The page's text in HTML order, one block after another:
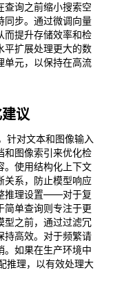
查询之前缩小搜索空
同步。通过微调向量
而提升存储效率和检
平扩展处理更大的数
单元，以保持在高流
议
针对文本和图像输入
和图像索引来优化检
。使用结构化上下文
关系，防止模型响应
推理设置——对于复
简单查询则专注于更
型之前，通过过滤冗
持高效。对于频繁请
。如果在生产环境中
推理，以有效处理大